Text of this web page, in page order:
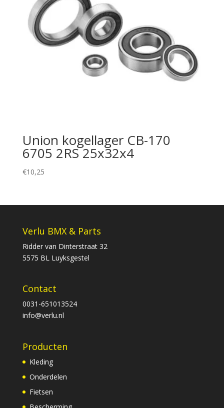
Union kogellager CB-170
6705 2RS 25x32x4
€10,25
Verlu BMX & Parts
Ridder van Dinterstraat 32
5575 BL Luyksgestel
Contact
0031-651013524
info@verlu.nl
Producten
Kleding
Onderdelen
Fietsen